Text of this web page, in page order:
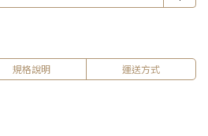
規格說明 運送方式